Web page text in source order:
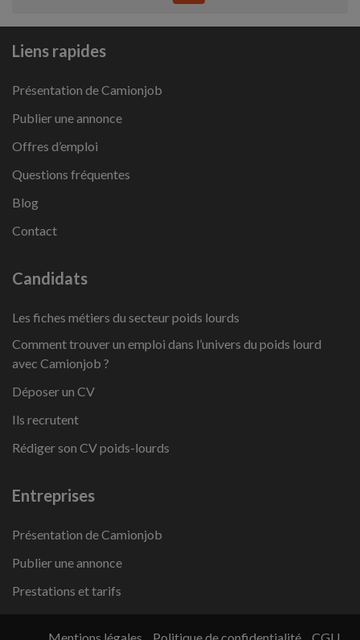
Liens rapides
Présentation de Camionjob
Publier une annonce
Offres d’emploi
Questions fréquentes
Blog
Contact
Candidats
Les fiches métiers du secteur poids lourds
Comment trouver un emploi dans l’univers du poids lourd
avec Camionjob ?
Déposer un CV
Ils recrutent
Rédiger son CV poids-lourds
Entreprises
Présentation de Camionjob
Publier une annonce
Prestations et tarifs